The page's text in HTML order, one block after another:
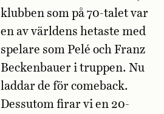
klubben som på 70-talet var
en av världens hetaste med
spelare som Pelé och Franz
Beckenbauer i truppen. Nu
laddar de för comeback.
Dessutom firar vi en 20-